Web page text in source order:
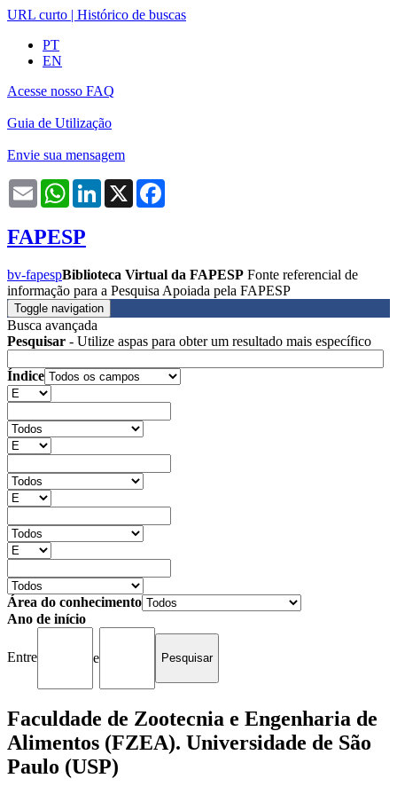
URL curto | Histórico de buscas
PT
EN
Acesse nosso FAQ
Guia de Utilização
Envie sua mensagem
Email WhatsAppLinkedIn
X
FAPESP
bv-fapespBiblioteca Virtual da FAPESP Fonte referencial de
informação para a Pesquisa Apoiada pela FAPESP
Toggle navigation
Busca avançada
Pesquisar - Utilize aspas para obter um resultado mais específico
Índice
Área do conhecimento
Ano de início
Entre e
Faculdade de Zootecnia e Engenharia de
Alimentos (FZEA). Universidade de São
Paulo (USP)